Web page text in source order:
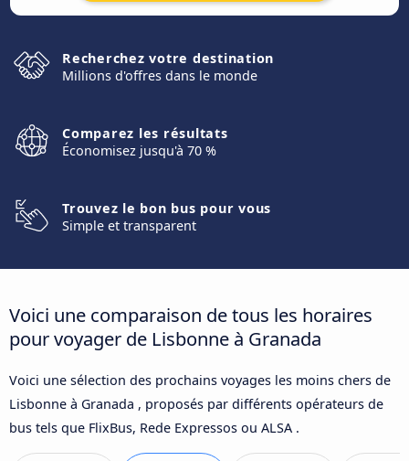
Recherchez votre destination
Millions d'offres dans le monde
Comparez les résultats
Économisez jusqu'à 70 %
Trouvez le bon bus pour vous
Simple et transparent
Voici une comparaison de tous les horaires
pour voyager de Lisbonne à Granada
Voici une sélection des prochains voyages les moins chers de
Lisbonne à Granada , proposés par différents opérateurs de
bus tels que FlixBus, Rede Expressos ou ALSA .